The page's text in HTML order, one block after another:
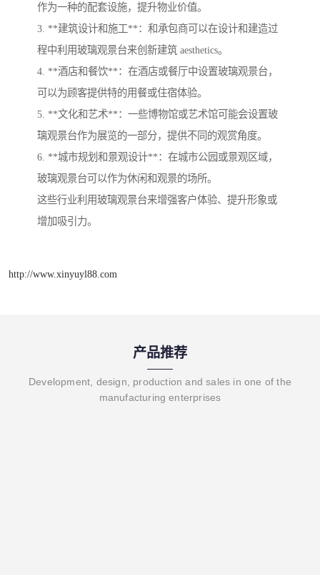
作为一种的配套设施，提升物业价值。
3. **建筑设计和施工**：和承包商可以在设计和建造过
程中利用玻璃观景台来创新建筑 aesthetics。
4. **酒店和餐饮**：在酒店或餐厅中设置玻璃观景台，
可以为顾客提供特的用餐或住宿体验。
5. **文化和艺术**：一些博物馆或艺术馆可能会设置玻
璃观景台作为展览的一部分，提供不同的观赏角度。
6. **城市规划和景观设计**：在城市公园或景观区域，
玻璃观景台可以作为休闲和观景的场所。
这些行业利用玻璃观景台来增强客户体验、提升形象或
增加吸引力。
http://www.xinyuyl88.com
产品推荐
Development, design, production and sales in one of the
manufacturing enterprises